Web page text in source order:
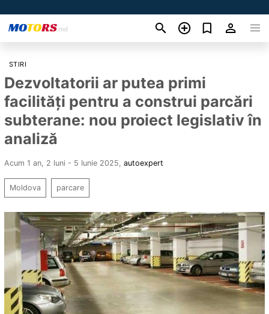
STIRI
Dezvoltatorii ar putea primi
facilități pentru a construi parcări
subterane: nou proiect legislativ în
analiză
Acum 1 an, 2 luni - 5 Iunie 2025 autoexpert
Moldova parcare